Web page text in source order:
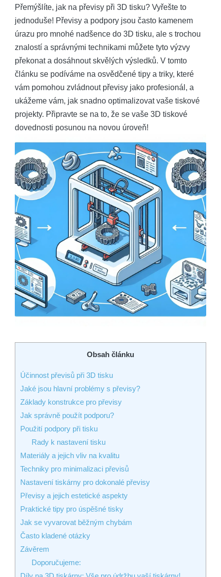
Přemýšlíte, jak na převisy při 3D tisku? Vyřešte to
jednoduše! Převisy a podpory jsou často kamenem
úrazu pro mnohé nadšence do 3D tisku, ale s trochou
znalostí a správnými technikami můžete tyto výzvy
překonat a dosáhnout skvělých výsledků. V tomto
článku se podíváme na osvědčené tipy a triky, které
vám pomohou zvládnout převisy jako profesionál, a
ukážeme vám, jak snadno optimalizovat vaše tiskové
projekty. Připravte se na to, že se vaše 3D tiskové
dovednosti posunou na novou úroveň!
Obsah článku
Účinnost převisů při 3D tisku
Jaké jsou hlavní problémy s převisy?
Základy konstrukce pro převisy
Jak správně použít podporu?
Použití podpory při tisku
Rady k nastavení tisku
Materiály a jejich vliv na kvalitu
Techniky pro minimalizaci převisů
Nastavení tiskárny pro dokonalé převisy
Převisy a jejich estetické aspekty
Praktické tipy pro úspěšné tisky
Jak se vyvarovat běžným chybám
Často kladené otázky
Závěrem
Doporučujeme: